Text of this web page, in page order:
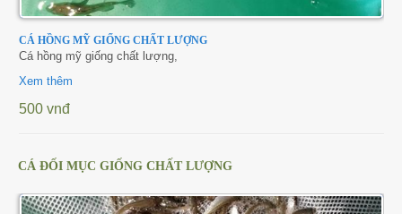
CÁ HỒNG MỸ GIỐNG CHẤT LƯỢNG
Cá hồng mỹ giống chất lượng,
Xem thêm
500 vnđ
CÁ ĐỐI MỤC GIỐNG CHẤT LƯỢNG